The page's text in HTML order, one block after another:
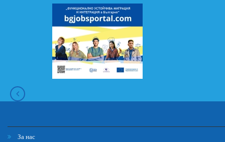
За нас